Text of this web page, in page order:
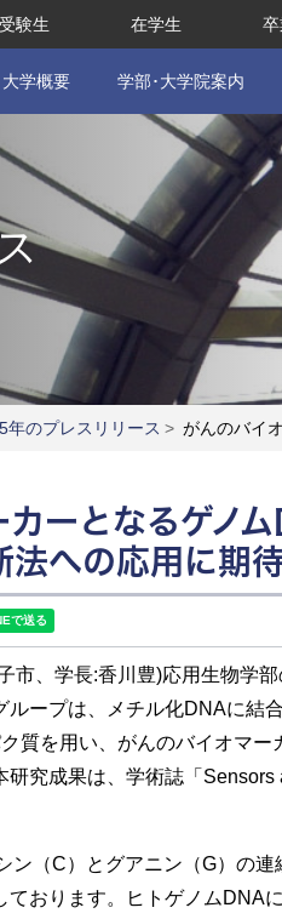
受験生 在学生
大学概要 学部･大学院案内
年のプレスリリース > がんのバイ
カーとなるゲノ
法への応用に期
市、学長:香川豊)応用生物学部
ループは、メチル化DNAに結
質を用い、がんのバイオマ
究成果は、学術誌「Sensors
（C）とグアニン（G）の
ております。ヒトゲノムDNA